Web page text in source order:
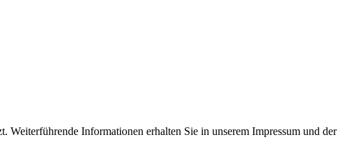
Informationen erhalten Sie in unserem Impressum und der